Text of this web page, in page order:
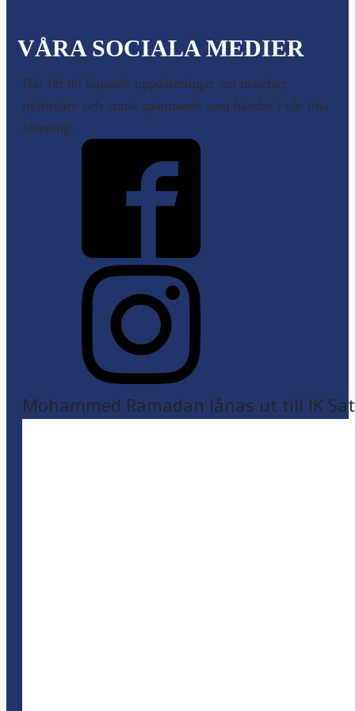
VÅRA SOCIALA MEDIER
Här får du löpande uppdateringar om matcher,
nyförvärv och annat spännande som händer i vår fina
förening.
Mohammed Ramadan lånas ut till IK